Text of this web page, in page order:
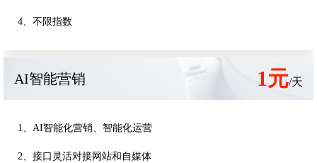
4、不限指数
AI智能营销 1元/天
1、AI智能化营销、智能化运营
2、接口灵活对接网站和自媒体